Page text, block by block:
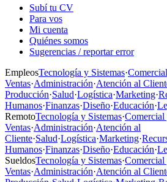
Subí tu CV
Para vos
Mi cuenta
Quiénes somos
Sugerencias / reportar error
EmpleosTecnología y Sistemas·
Ventas·Administración·Atención al
Producción·Salud·Logística·Marketing·
Humanos·Finanzas·Diseño·Educación·
RemotoTecnología y Sistemas·Comercial
Ventas·Administración·Atención al
Cliente·Salud·Logística·Marketing·
Humanos·Finanzas·Diseño·Educación·
SueldosTecnología y Sistemas·Comercial
Ventas·Administración·Atención al